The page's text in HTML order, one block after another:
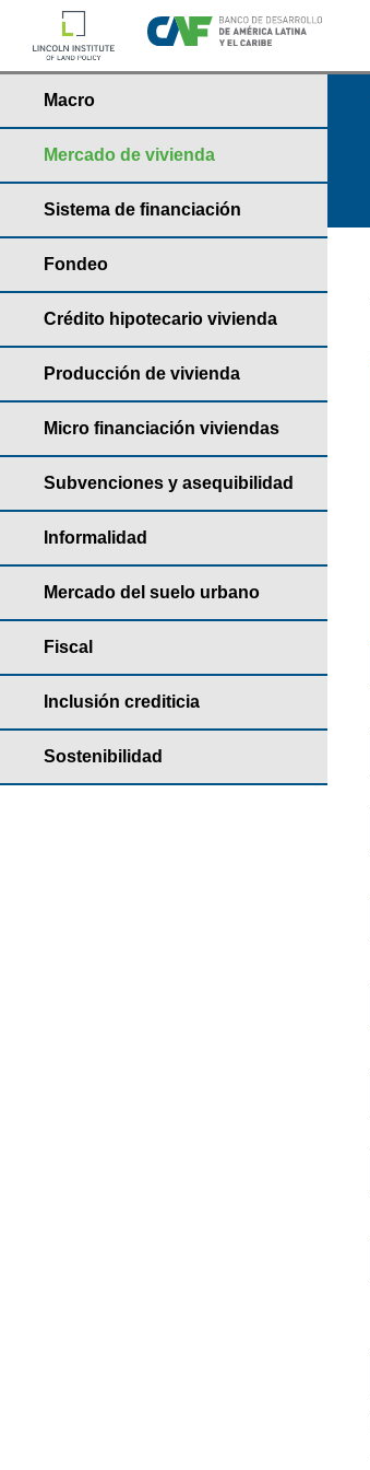
Macro
Mercado de vivienda
Sistema de financiación
Fondeo
Crédito hipotecario vivienda
Producción de vivienda
Micro financiación viviendas
Subvenciones y asequibilidad
Informalidad
Mercado del suelo urbano
Fiscal
Inclusión crediticia
Sostenibilidad